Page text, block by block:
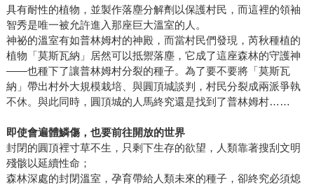
具有耐性的植物，並製作落塵分解劑以保護村民，而這裡的領袖
智秀是唯一被允許進入那座巨大溫室的人。
神祕的溫室有如普林姆村的神殿，而當村民們發現，芮秋種植的
植物「莫斯瓦納」居然可以抵禦落塵，它成了這座森林的守護神
——也種下了讓普林姆村分裂的種子。為了要不要將「莫斯瓦
納」帶出村外大規模栽培、與圓頂城談判，村民分裂成兩派爭執
不休。與此同時，圓頂城的人馬終究還是找到了普林姆村……
即使會遍體鱗傷，也要前往開放的世界
封閉的圓頂裡寸草不生，只剩下生存的欲望，人類靠著搜刮文明
殘骸以延續性命；
森林深處的封閉溫室，孕育帶給人類未來的種子，卻終究必須熄